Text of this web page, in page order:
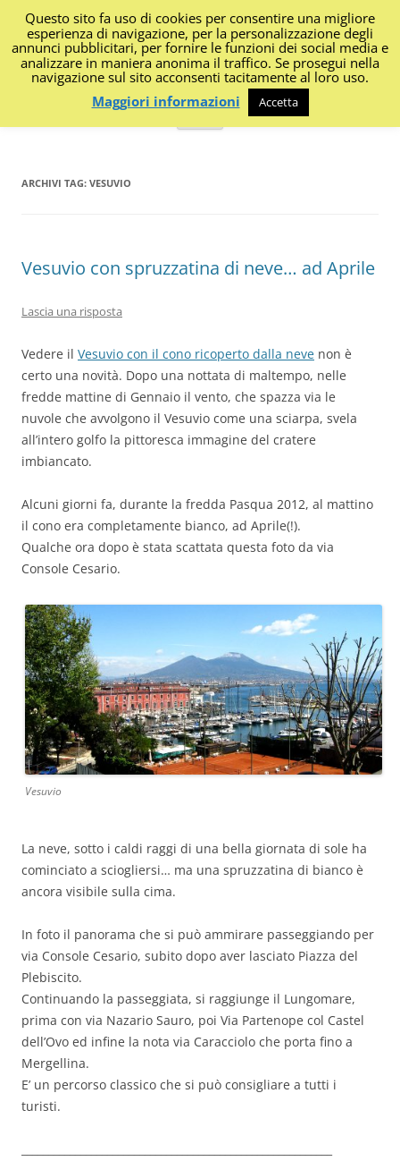
I Diari di Portanapoli
Impressioni, sapori, colori dalla regione
Vai
ARCHIVI TAG: VESUVIO
Vesuvio con spruzzatina di neve… ad Aprile
Lascia una risposta
Vedere il Vesuvio con il cono ricoperto dalla neve non è
certo una novità. Dopo una nottata di maltempo, nelle
fredde mattine di Gennaio il vento, che spazza via le
nuvole che avvolgono il Vesuvio come una sciarpa, svela
all’intero golfo la pittoresca immagine del cratere
imbiancato.
Alcuni giorni fa, durante la fredda Pasqua 2012, al mattino
il cono era completamente bianco, ad Aprile(!).
Qualche ora dopo è stata scattata questa foto da via
Console Cesario.
Vesuvio
La neve, sotto i caldi raggi di una bella giornata di sole ha
cominciato a sciogliersi… ma una spruzzatina di bianco è
ancora visibile sulla cima.
In foto il panorama che si può ammirare passeggiando per
via Console Cesario, subito dopo aver lasciato Piazza del
Plebiscito.
Continuando la passeggiata, si raggiunge il Lungomare,
prima con via Nazario Sauro, poi Via Partenope col Castel
dell’Ovo ed infine la nota via Caracciolo che porta fino a
Mergellina.
E’ un percorso classico che si può consigliare a tutti i
turisti.
Questo sito fa uso di cookies per consentire una migliore
esperienza di navigazione, per la personalizzazione degli
annunci pubblicitari, per fornire le funzioni dei social media e
analizzare in maniera anonima il traffico. Se prosegui nella
navigazione sul sito acconsenti tacitamente al loro uso.
Maggiori informazioni
Accetta